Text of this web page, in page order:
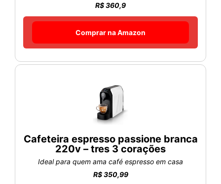
R$ 360,9
Comprar na Amazon
Cafeteira espresso passione branca
220v – tres 3 corações
Ideal para quem ama café espresso em casa
R$ 350,99